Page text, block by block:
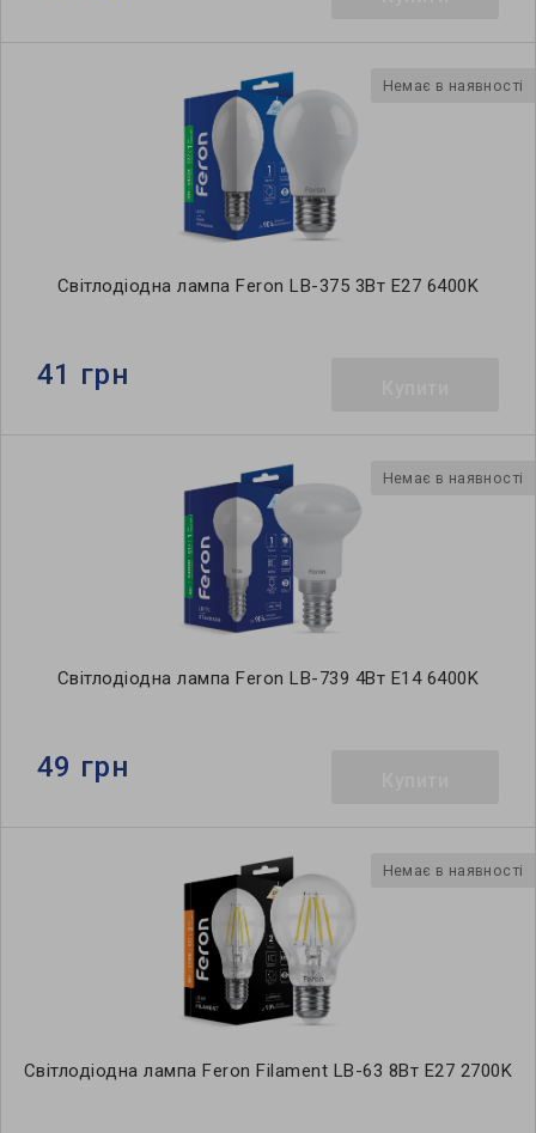
Немає в наявності
Світлодіодна лампа Feron LB-375 3Вт E27 6400K
41 грн
Немає в наявності
Світлодіодна лампа Feron LB-739 4Вт E14 6400K
49 грн
Немає в наявності
Світлодіодна лампа Feron Filament LB-63 8Вт E27 2700K